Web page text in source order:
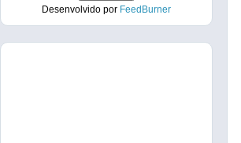
Desenvolvido por FeedBurner